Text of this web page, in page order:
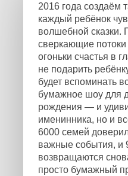
2016 года создаём
каждый ребёнок
волшебной сказки.
сверкающие
огоньки счастья в
не подарить
будет вспоминать
бумажное шоу для
рождения — и
именинника, но и
6000 семей
важные события, и
возвращаются
просто бумажный